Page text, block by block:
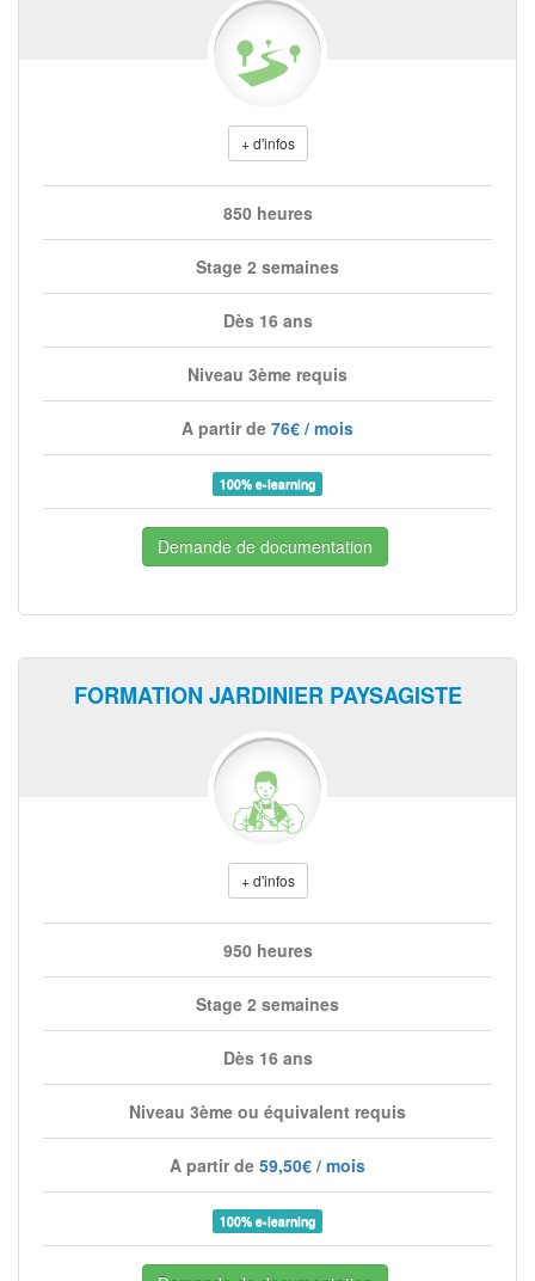
+ d'infos
850 heures
Stage 2 semaines
Dès 16 ans
Niveau 3ème requis
A partir de 76€ / mois
100% e-learning
Demande de documentation
FORMATION JARDINIER PAYSAGISTE
+ d'infos
950 heures
Stage 2 semaines
Dès 16 ans
Niveau 3ème ou équivalent requis
A partir de 59,50€ / mois
100% e-learning